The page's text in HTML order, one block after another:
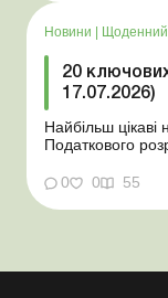
Новини Щоденний
20
17.07.2026)
Найбільш
Податкового
відстрочки від
Кабмін утворив
0 0 55